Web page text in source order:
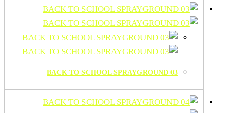
BACK TO SCHOOL SPRAYGROUND 03